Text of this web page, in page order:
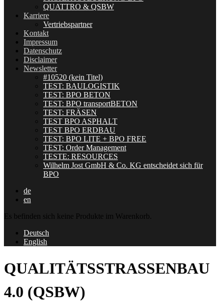
QUATTRO & QSBW
Karriere
Vertriebspartner
Kontakt
Impressum
Datenschutz
Disclaimer
Newsletter
#10520 (kein Titel)
TEST: BAULOGISTIK
TEST: BPO BETON
TEST: BPO transportBETON
TEST: FRÄSEN
TEST BPO ASPHALT
TEST BPO ERDBAU
TEST: BPO LITE + BPO FREE
TEST: Order Management
TESTE: RESOURCES
Wilhelm Jost GmbH & Co. KG entscheidet sich für
BPO
de
en
Es befinden sich keine Produkte im Warenkorb.
Deutsch
English
QUALITÄTSSTRASSENBAU
4.0 (QSBW)